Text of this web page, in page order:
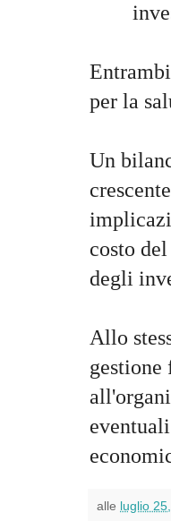
per la
Un
costo
degli
Allo
gestione
alle luglio